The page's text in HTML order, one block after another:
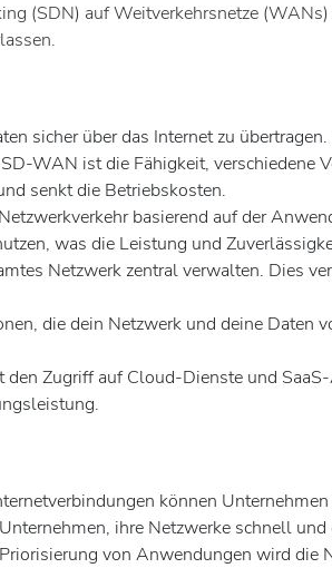
(SDN) auf Weitverkehrsnetze
sicher über das Internet zu
WAN ist die Fähigkeit,
senkt die Betriebskosten.
basierend auf der
was die Leistung und
Netzwerk zentral verwalten. Dies
die dein Netzwerk und deine Daten
Zugriff auf Cloud-Dienste und
können
ihre Netzwerke schnell und
von Anwendungen wird die